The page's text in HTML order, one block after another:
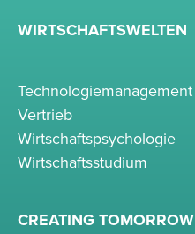
WIRTSCHAFTSWELTEN
Technologiemanagement
Vertrieb
Wirtschaftspsychologie
Wirtschaftsstudium
CREATING TOMORROW